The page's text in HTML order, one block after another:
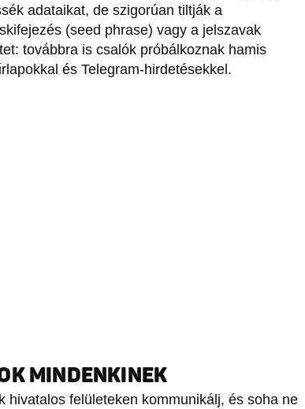
adataikat, de szigorúan tiltják a
(seed phrase) vagy a jelszavak
továbbra is csalók próbálkoznak hamis
és Telegram-hirdetésekkel.
MINDENKINEK
hivatalos felületeken kommunikálj, és soha ne